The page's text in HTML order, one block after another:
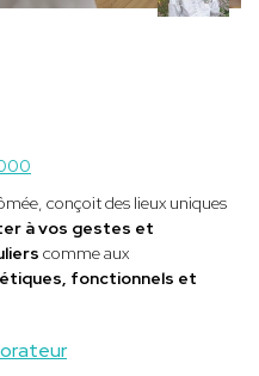
conçoit des lieux uniques
à vos gestes et
comme aux
fonctionnels et